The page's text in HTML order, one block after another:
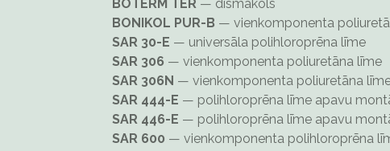
BOTERM TER — dismakols
BONIKOL PUR-B — vienkomponenta
SAR 30-E — universāla polihloroprēna līme
SAR 306 — vienkomponenta poliuretāna līme
SAR 306N — vienkomponenta poliuretāna
SAR 444-E — polihloroprēna līme apavu
SAR 446-E — polihloroprēna līme apavu
SAR 600 — vienkomponenta polihloroprēna